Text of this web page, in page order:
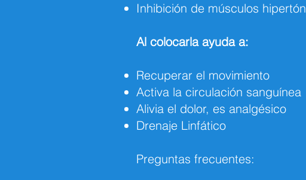
Inhibición de músculos
Al colocarla ayuda a:
Recuperar el movimiento
Activa la circulación sanguínea
Alivia el dolor, es analgésico
Drenaje Linfático
Preguntas frecuentes: